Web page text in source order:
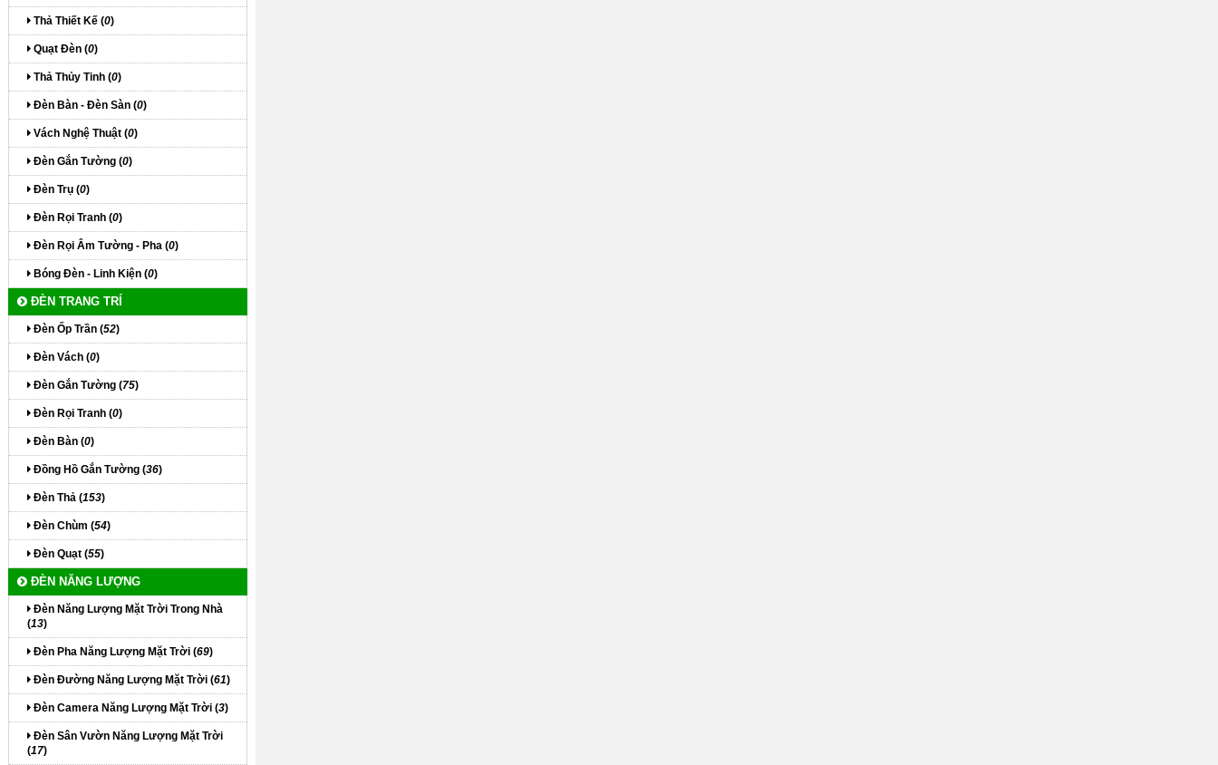
Thả Thiết Kế (0)
Quạt Đèn (0)
Thả Thủy Tinh (0)
Đèn Bàn - Đèn Sàn (0)
Vách Nghệ Thuật (0)
Đèn Gắn Tường (0)
Đèn Trụ (0)
Đèn Rọi Tranh (0)
Đèn Rọi Âm Tường - Pha (0)
Bóng Đèn - Linh Kiện (0)
ĐÈN TRANG TRÍ
Đèn Ốp Trần (52)
Đèn Vách (0)
Đèn Gắn Tường (75)
Đèn Rọi Tranh (0)
Đèn Bàn (0)
Đồng Hồ Gắn Tường (36)
Đèn Thả (153)
Đèn Chùm (54)
Đèn Quạt (55)
ĐÈN NĂNG LƯỢNG
Đèn Năng Lượng Mặt Trời Trong Nhà
(13)
Đèn Pha Năng Lượng Mặt Trời (69)
Đèn Đường Năng Lượng Mặt Trời (61)
Đèn Camera Năng Lượng Mặt Trời (3)
Đèn Sân Vườn Năng Lượng Mặt Trời
(17)